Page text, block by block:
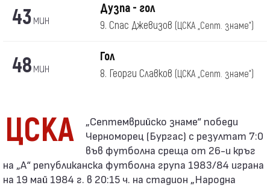
43мин
Дузпа - гол
9. Спас Джевизов (ЦСКА „Септ. знаме“)
48мин
Гол
8. Георги Славков (ЦСКА „Септ. знаме“)
ЦСКА
Черноморец (Бургас) с резултат 7:0
във футболна среща от 26-и кръг
на „А“ републиканска футболна група 1983/84 играна
на 19 май 1984 г. в 20:15 ч. на стадион „Народна